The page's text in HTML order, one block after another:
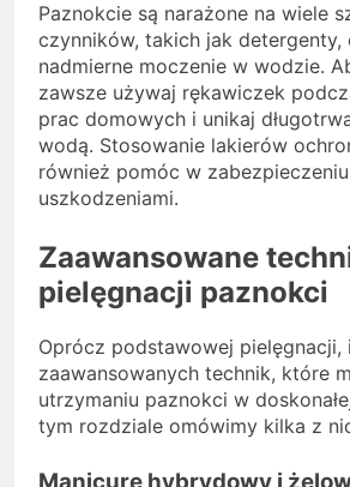
Paznokcie są narażone na wiele
czynników, takich jak detergenty,
nadmierne moczenie w wodzie.
zawsze używaj rękawiczek
prac domowych i unikaj
wodą. Stosowanie lakierów
również pomóc w
uszkodzeniami.
Zaawansowane
pielęgnacji paznokci
Oprócz podstawowej pielęgnacji,
zaawansowanych technik, które
utrzymaniu paznokci w
tym rozdziale omówimy kilka z